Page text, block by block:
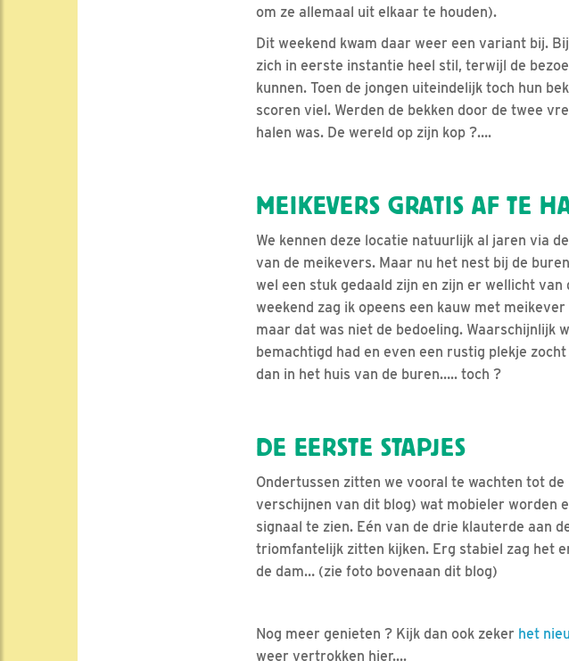
om ze allemaal uit elkaar te houden).
Dit weekend kwam daar weer een variant bij.
zich in eerste instantie heel stil, terwijl de
kunnen. Toen de jongen uiteindelijk toch hun
scoren viel. Werden de bekken door de twee
halen was. De wereld op zijn kop ?….
MEIKEVERS GRATIS AF TE
We kennen deze locatie natuurlijk al jaren via
van de meikevers. Maar nu het nest bij de
wel een stuk gedaald zijn en zijn er wellicht
weekend zag ik opeens een kauw met
maar dat was niet de bedoeling. Waarschijnlijk
bemachtigd had en even een rustig plekje
dan in het huis van de buren….. toch ?
DE EERSTE STAPJES
Ondertussen zitten we vooral te wachten tot
verschijnen van dit blog) wat mobieler worden
signaal te zien. Eén van de drie klauterde aan
triomfantelijk zitten kijken. Erg stabiel zag het
de dam… (zie foto bovenaan dit blog)
Nog meer genieten ? Kijk dan ook zeker het
weer vertrokken hier....